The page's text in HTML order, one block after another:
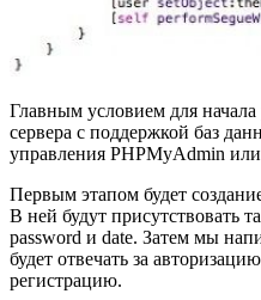
Главным условием для
сервера с поддержкой баз
управления PHPMyAdmin
Первым этапом будет
В ней будут присутствовать
password и date. Затем мы
будет отвечать за
регистрацию.